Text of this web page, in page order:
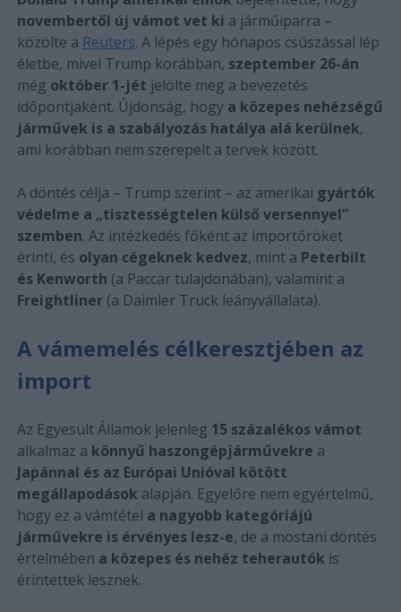
novembertől új vámot vet ki a járműiparra –
közölte a Reuters. A lépés egy hónapos csúszással lép
életbe, mivel Trump korábban, szeptember 26-án
még október 1-jét jelölte meg a bevezetés
időpontjaként. Újdonság, hogy a közepes nehézségű
járművek is a szabályozás hatálya alá kerülnek,
ami korábban nem szerepelt a tervek között.
A döntés célja – Trump szerint – az amerikai gyártók
védelme a „tisztességtelen külső versennyel”
szemben. Az intézkedés főként az importőröket
érinti, és olyan cégeknek kedvez, mint a Peterbilt
és Kenworth (a Paccar tulajdonában), valamint a
Freightliner(a Daimler Truck leányvállalata).
A vámemelés célkeresztjében az
import
Az Egyesült Államok jelenleg 15 százalékos vámot
alkalmaz a könnyű haszongépjárművekre a
Japánnal és az Európai Unióval kötött
megállapodások alapján. Egyelőre nem egyértelmű,
hogy ez a vámtétel a nagyobb kategóriájú
járművekre is érvényes lesz-e, de a mostani döntés
értelmében a közepes és nehéz teherautók is
érintettek lesznek.